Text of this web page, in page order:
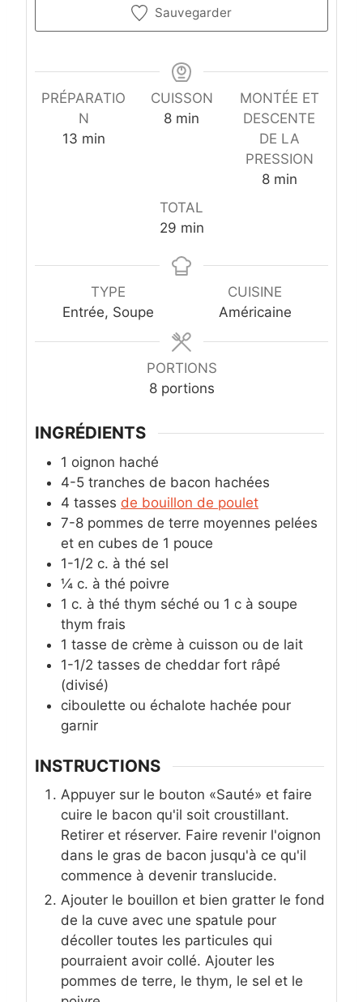
Sauvegarder
PRÉPARATIO
N
13mmin
CUISSON
8m
t
e
min
MONTÉE ET
DESCENTE
DE LA
PRESSION
8m
s
min
TOTAL
29m
n
s
min
TYPE
Entrée, Soupe
CUISINE
Américaine
PORTIONS
8 portions
INGRÉDIENTS
1 oignon haché
4-5 tranches de bacon hachées
4 tasses de bouillon de poulet
7-8 pommes de terre moyennes pelées
et en cubes de 1 pouce
1-1/2 c. à thé sel
¼ c. à thé poivre
1 c. à thé thym séché ou 1 c à soupe
thym frais
1 tasse de crème à cuisson ou de lait
1-1/2 tasses de cheddar fort râpé
(divisé)
ciboulette ou échalote hachée pour
garnir
INSTRUCTIONS
Appuyer sur le bouton «Sauté» et faire
cuire le bacon qu'il soit croustillant.
Retirer et réserver. Faire revenir l'oignon
dans le gras de bacon jusqu'à ce qu'il
commence à devenir translucide.
Ajouter le bouillon et bien gratter le fond
de la cuve avec une spatule pour
décoller toutes les particules qui
pourraient avoir collé. Ajouter les
pommes de terre, le thym, le sel et le